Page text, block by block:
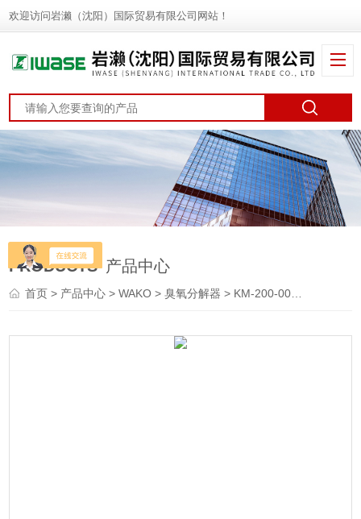
欢迎访问岩濑（沈阳）国际贸易有限公司网站！
PRODUCTS 产品中心
首页> 产品中心 >WAKO >臭氧分解器 > KM-200-008DWAKO 小型臭氧分解器 中浓度小流量型